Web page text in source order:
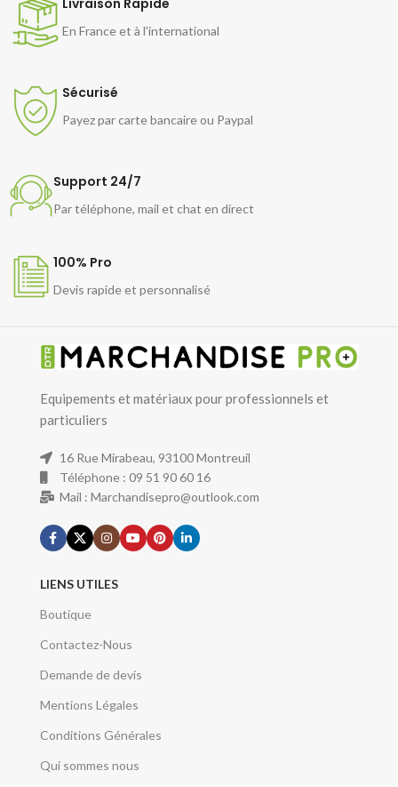
Livraison Rapide
En France et à l'international
Sécurisé
Payez par carte bancaire ou Paypal
Support 24/7
Par téléphone, mail et chat en direct
100% Pro
Devis rapide et personnalisé
Equipements et matériaux pour professionnels et
particuliers
16 Rue Mirabeau, 93100 Montreuil
Téléphone : 09 51 90 60 16
Mail : Marchandisepro@outlook.com
LIENS UTILES
Boutique
Contactez-Nous
Demande de devis
Mentions Légales
Conditions Générales
Qui sommes nous